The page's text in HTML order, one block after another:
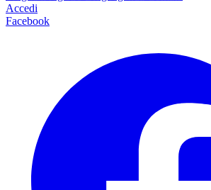
Accedi
Facebook